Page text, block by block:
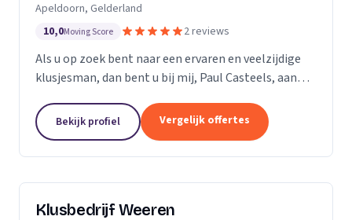
Apeldoorn, Gelderland
10,0Moving Score 2 reviews
Als u op zoek bent naar een ervaren en veelzijdige
klusjesman, dan bent u bij mij, Paul Casteels, aan
klussenbedrijf en heb ik een breed scala aan...
Bekijk profiel Vergelijk offertes
Klusbedrijf Weeren